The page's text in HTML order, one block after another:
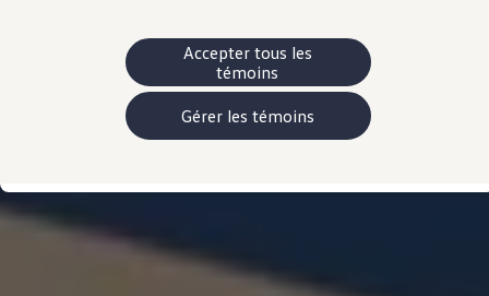
Accepter tous les
témoins
Gérer les témoins
Propriétaires et conducteurs
Au sujet de mon véhicule
Manuel et documentation du propriétaire
Voyants et témoins lumineux
Mises à jour du logiciel du véhicule
Rappels
Plug&Charge
Pneus et entreposez pneus
L'Adaptateur CC NACS.